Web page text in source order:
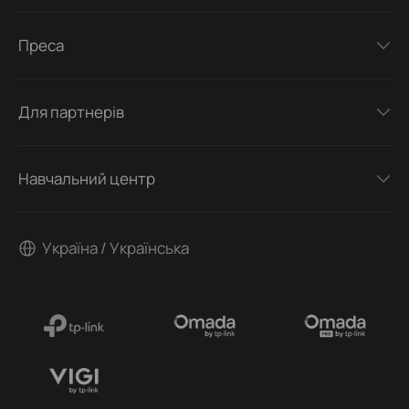
Преса
Для партнерів
Навчальний центр
Україна / Українська